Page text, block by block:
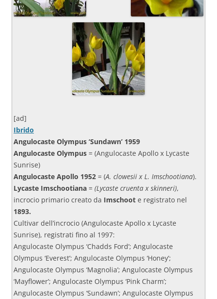
[ad]
Ibrido
Angulocaste Olympus ‘Sundawn’ 1959
Angulocaste Olympus = (Angulocaste Apollo x Lycaste
Sunrise)
Angulocaste Apollo 1952 = (A. clowesii x L. Imschootiana).
Lycaste Imschootiana = (Lycaste cruenta x skinneri),
incrocio primario creato da Imschoot e registrato nel
1893.
Cultivar dell’incrocio (Angulocaste Apollo x Lycaste
Sunrise), registrati fino al 1997:
Angulocaste Olympus ‘Chadds Ford’; Angulocaste
Olympus ‘Everest’; Angulocaste Olympus ‘Honey’;
Angulocaste Olympus ‘Magnolia’; Angulocaste Olympus
‘Mayflower’; Angulocaste Olympus ‘Pink Charm’;
Angulocaste Olympus ‘Sundawn’; Angulocaste Olympus